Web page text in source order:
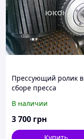
Прессующий ролик в
сборе пресса
Роллер
В наличии
3 700 грн